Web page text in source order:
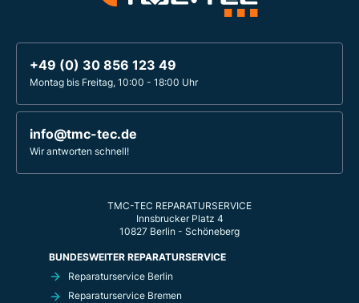
+49 (0) 30 856 123 49
Montag bis Freitag, 10:00 - 18:00 Uhr
info@tmc-tec.de
Wir antworten schnell!
TMC-TEC REPARATURSERVICE
Innsbrucker Platz 4
10827 Berlin - Schöneberg
BUNDESWEITER REPARATURSERVICE
Reparaturservice Berlin
Reparaturservice Bremen